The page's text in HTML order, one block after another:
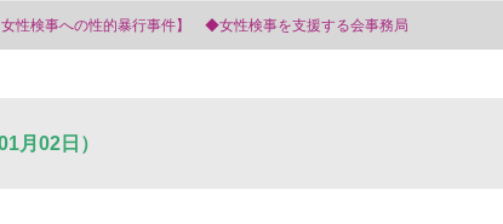
女性検事への性的暴行事件】 ◆女性検事を支援する会事務局
月02日）